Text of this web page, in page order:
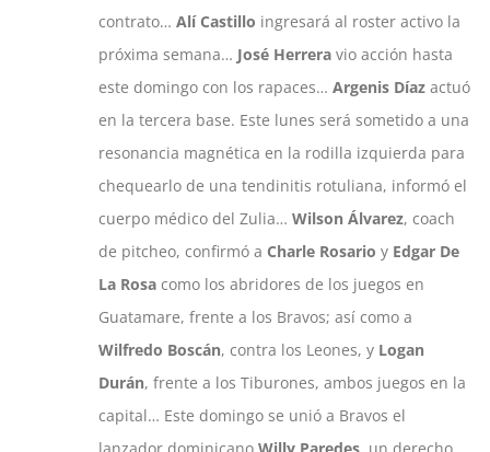
contrato… Alí Castillo ingresará al roster activo la
próxima semana… José Herrera vio acción hasta
este domingo con los rapaces… Argenis Díaz actuó
en la tercera base. Este lunes será sometido a una
resonancia magnética en la rodilla izquierda para
chequearlo de una tendinitis rotuliana, informó el
cuerpo médico del Zulia… Wilson Álvarez, coach
de pitcheo, confirmó a Charle Rosario y Edgar De
La Rosa como los abridores de los juegos en
Guatamare, frente a los Bravos; así como a
Wilfredo Boscán, contra los Leones, y Logan
Durán, frente a los Tiburones, ambos juegos en la
capital… Este domingo se unió a Bravos el
lanzador dominicano Willy Paredes , un derecho